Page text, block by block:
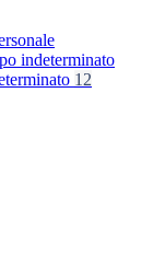
indeterminato
12